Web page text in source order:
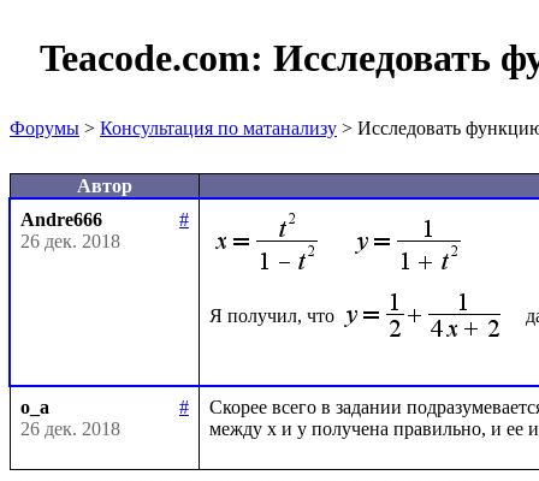
Teacode.com: Исследовать
Форумы > Консультация по матанализу > Исследовать
Автор
Andre666
#
26 дек. 2018
Я получил, что
o_a
#
26 дек. 2018
Скорее всего в задании